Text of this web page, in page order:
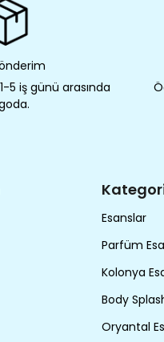
5 iş günü arasında
Esanslar
Parfüm
Kolonya
Body
Oryantal